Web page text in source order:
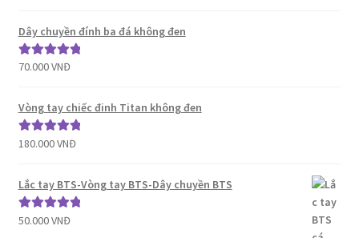
sao
Dây chuyền đính ba đá không đen
Được xếp
sao
70.000VNĐ
Vòng tay chiếc đinh Titan không đen
Được xếp
sao
180.000VNĐ
Lắc tay BTS-Vòng tay BTS-Dây chuyền BTS
Được xếp
50.000VNĐ